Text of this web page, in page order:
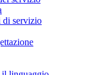
di servizio